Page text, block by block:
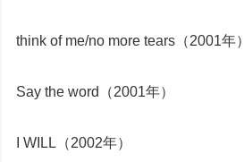
think of me/no more tears（2001年）
Say the word（2001年）
I WILL（2002年）